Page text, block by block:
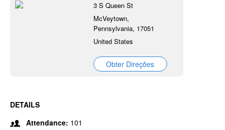
3 S Queen St
McVeytown,
Pennsylvania, 17051
United States
Obter Direções
DETAILS
Attendance: 101